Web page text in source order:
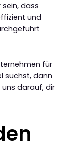
dass
und
für
suchst, dann
uns darauf, dir